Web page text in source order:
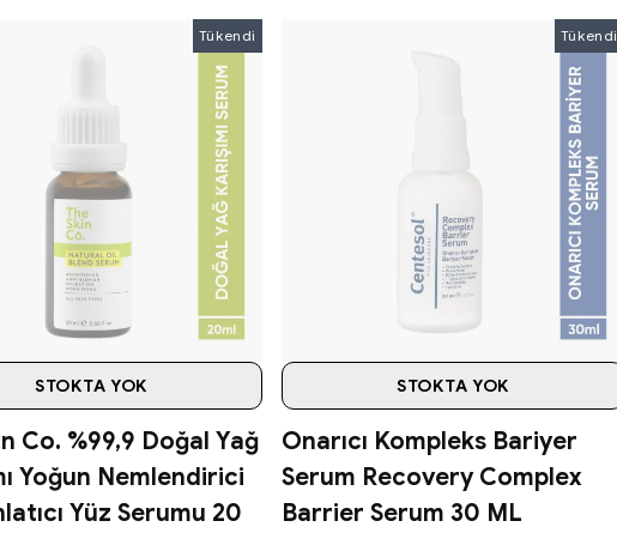
Tükendi
STOKTA YOK
Co. %99,9 Doğal Yağ
Yoğun Nemlendirici
Yüz Serumu 20
Tükendi
STOKTA YOK
Onarıcı Kompleks Bariyer
Serum Recovery Complex
Barrier Serum 30 ML